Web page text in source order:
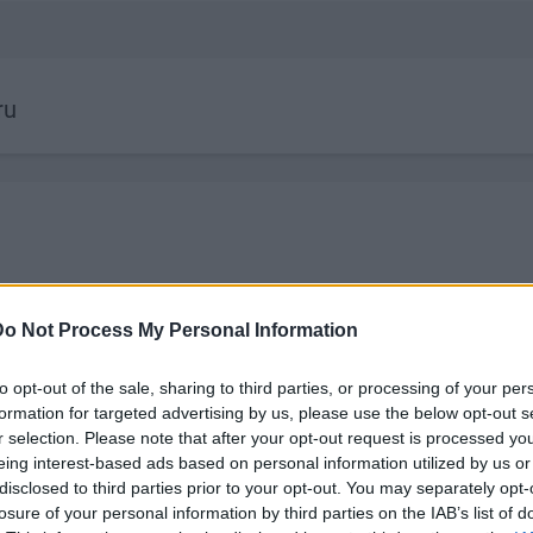
Not Process My Personal Information
opt-out of the sale, sharing to third parties, or processing of your
for targeted advertising by us, please use the below opt-out
selection. Please note that after your opt-out request is processed
interest-based ads based on personal information utilized by us
to third parties prior to your opt-out. You may separately
of your personal information by third parties on the IAB’s list of
1.
00:22:50
05.08.2026 Aktuālais par
karadarbību Ukrainā 2. daļa
5. augusts
05.08.2026
daļa
5. augusts